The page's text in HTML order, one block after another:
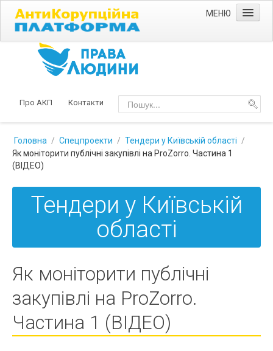
МЕНЮ
Головна
Спецпроекти
Про АКП Контакти
Головна / Спецпроекти / Тендери у Київській області /
Як моніторити публічні закупівлі на ProZorro. Частина 1
(ВІДЕО)
Тендери у Київській
області
Як моніторити публічні
закупівлі на ProZorro.
Частина 1 (ВІДЕО)